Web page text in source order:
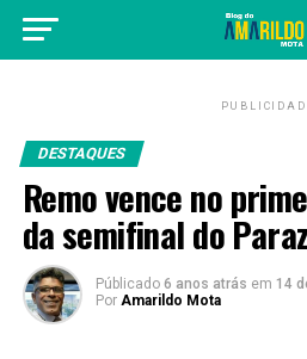
DESTAQUES
Remo vence no
da semifinal do
Públicado 6 anos atrás em 14
Por Amarildo Mota